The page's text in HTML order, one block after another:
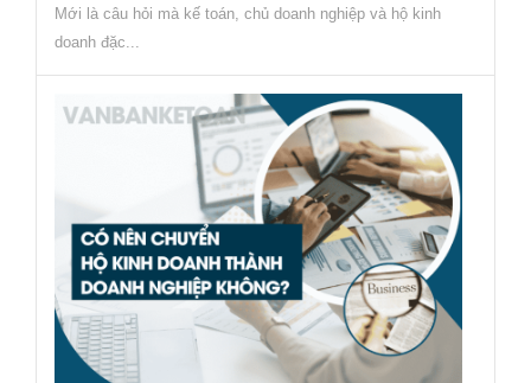
Mới là câu hỏi mà kế toán, chủ doanh nghiệp và hộ kinh
doanh đặc...